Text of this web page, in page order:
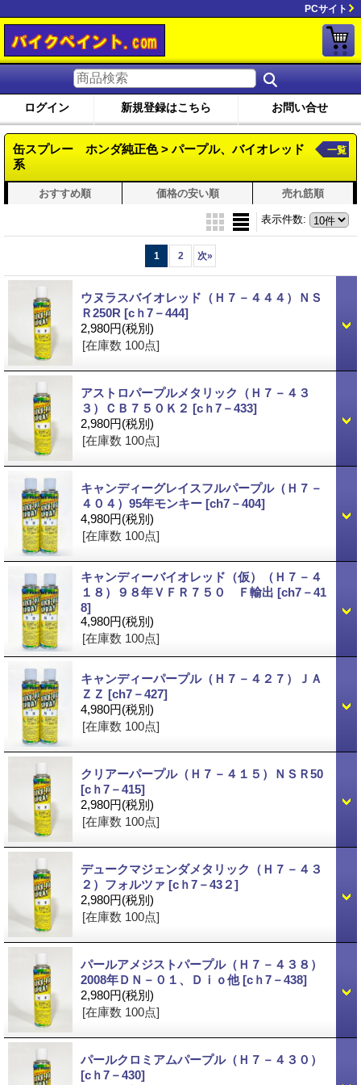
PCサイト
ログイン 新規登録はこちら お問い合せ
缶スプレー ホンダ純正色 > パープル、バイオレッド
系
一覧
おすすめ順 価格の安い順 売れ筋順
表示件数:
1 2 次»
ウヌラスバイオレッド（Ｈ７－４４４）ＮＳ
Ｒ250R [cｈ7－444]
2,980円(税別)
[在庫数 100点]
アストロパープルメタリック（Ｈ７－４３
３）ＣＢ７５０Ｋ２ [cｈ7－433]
2,980円(税別)
[在庫数 100点]
キャンディーグレイスフルパープル（Ｈ７－
４０４）95年モンキー [ch7－404]
4,980円(税別)
[在庫数 100点]
キャンディーバイオレッド（仮）（Ｈ７－４
１８）９８年ＶＦＲ７５０ Ｆ輸出 [ch7－41
8]
4,980円(税別)
[在庫数 100点]
キャンディーパープル（Ｈ７－４２７）ＪＡ
ＺＺ [ch7－427]
4,980円(税別)
[在庫数 100点]
クリアーパープル（Ｈ７－４１５）ＮＳＲ50
[cｈ7－415]
2,980円(税別)
[在庫数 100点]
デュークマジェンダメタリック（Ｈ７－４３
２）フォルツァ [cｈ7－43２]
2,980円(税別)
[在庫数 100点]
パールアメジストパープル（Ｈ７－４３８）
2008年ＤＮ－０１、Ｄｉｏ他[cｈ7－438]
2,980円(税別)
[在庫数 100点]
パールクロミアムパープル（Ｈ７－４３０）
[cｈ7－430]